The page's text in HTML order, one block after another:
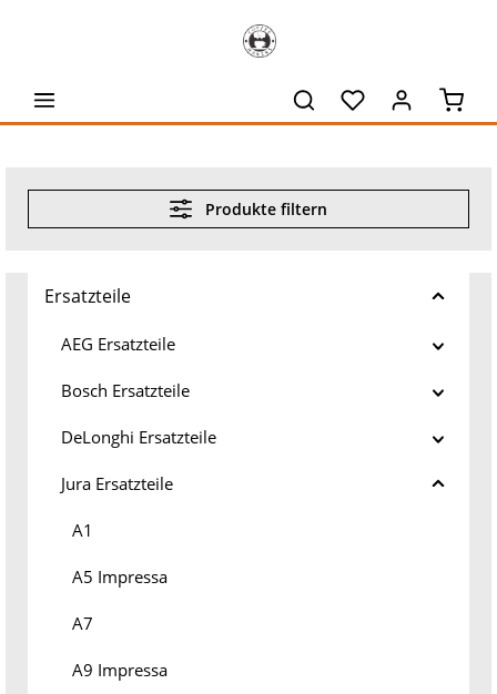
Produkte filtern
Ersatzteile
AEG Ersatzteile
Bosch Ersatzteile
DeLonghi Ersatzteile
Jura Ersatzteile
A1
A5 Impressa
A7
A9 Impressa